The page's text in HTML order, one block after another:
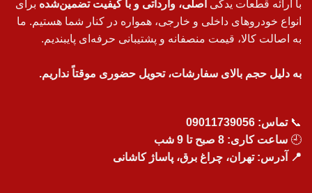
با ارائه قطعات یدکی اصلی، وارداتی و با کیفیت تضمین‌شده برای
انواع خودروهای داخلی و خارجی، همواره در کنار شما هستیم. ما
به اصالت کالا، قیمت منصفانه و پشتیبانی حرفه‌ای پایبندیم.
به دلیل حجم بالای سفارشات، تحویل حضوری موقتاً نداریم.
📞تماس: 09011739056
🕘 ساعت کاری: 8 صبح تا 9 شب
📍 آدرس: تهران، چراغ برق، پاساژ کاشانی